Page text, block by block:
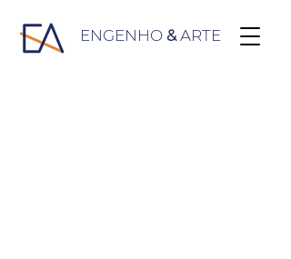
ENGENHO &ARTE